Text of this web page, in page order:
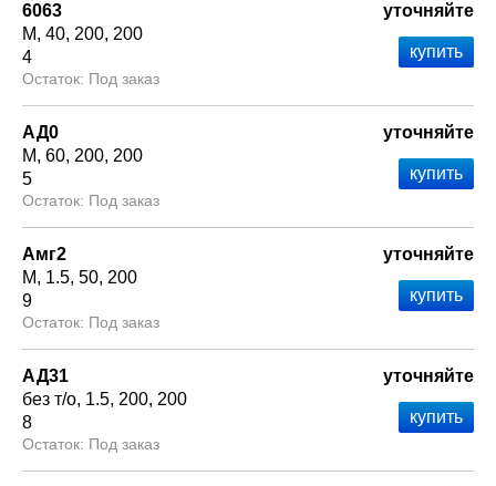
6063
М 40 200 200
4
Под заказ
уточняйте
АД0
М 60 200 200
5
Под заказ
уточняйте
Амг2
М
1.5 50 200
9
Под заказ
уточняйте
АД31
без т/о 1.5 200 200
8
Под заказ
уточняйте